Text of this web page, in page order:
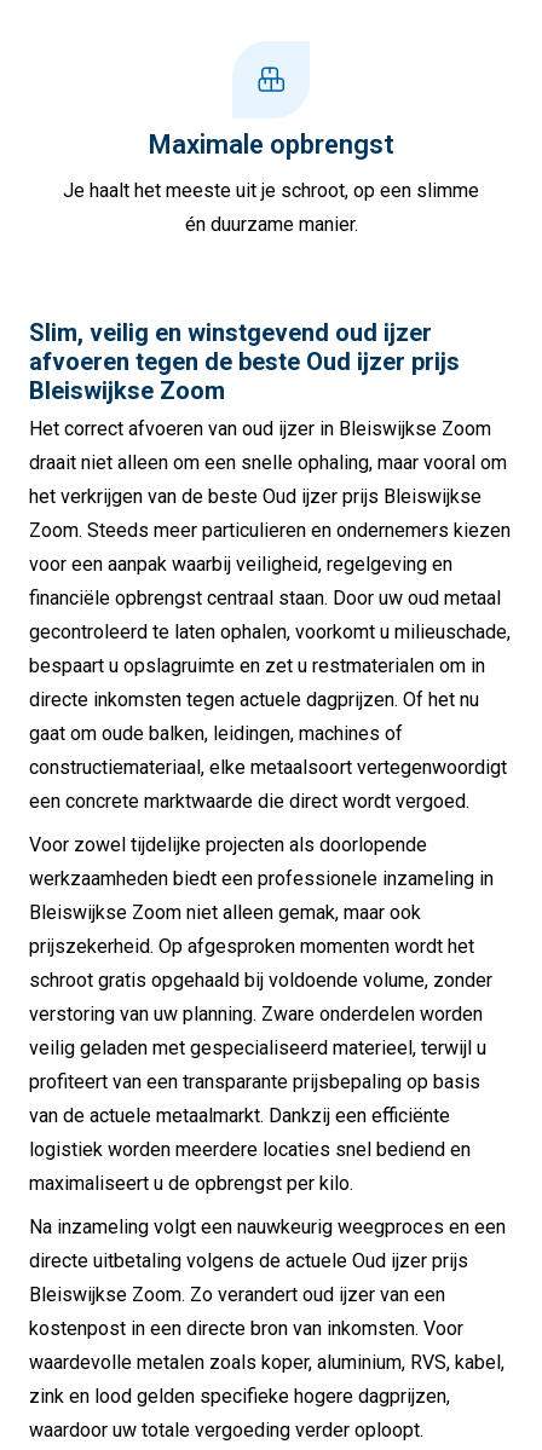
Maximale opbrengst
Je haalt het meeste uit je schroot, op een slimme
én duurzame manier.
Slim, veilig en winstgevend oud ijzer
afvoeren tegen de beste Oud ijzer prijs
Bleiswijkse Zoom
Het correct afvoeren van oud ijzer in Bleiswijkse Zoom
draait niet alleen om een snelle ophaling, maar vooral om
het verkrijgen van de beste Oud ijzer prijs Bleiswijkse
Zoom. Steeds meer particulieren en ondernemers kiezen
voor een aanpak waarbij veiligheid, regelgeving en
financiële opbrengst centraal staan. Door uw oud metaal
gecontroleerd te laten ophalen, voorkomt u milieuschade,
bespaart u opslagruimte en zet u restmaterialen om in
directe inkomsten tegen actuele dagprijzen. Of het nu
gaat om oude balken, leidingen, machines of
constructiemateriaal, elke metaalsoort vertegenwoordigt
een concrete marktwaarde die direct wordt vergoed.
Voor zowel tijdelijke projecten als doorlopende
werkzaamheden biedt een professionele inzameling in
Bleiswijkse Zoom niet alleen gemak, maar ook
prijszekerheid. Op afgesproken momenten wordt het
schroot gratis opgehaald bij voldoende volume, zonder
verstoring van uw planning. Zware onderdelen worden
veilig geladen met gespecialiseerd materieel, terwijl u
profiteert van een transparante prijsbepaling op basis
van de actuele metaalmarkt. Dankzij een efficiënte
logistiek worden meerdere locaties snel bediend en
maximaliseert u de opbrengst per kilo.
Na inzameling volgt een nauwkeurig weegproces en een
directe uitbetaling volgens de actuele Oud ijzer prijs
Bleiswijkse Zoom. Zo verandert oud ijzer van een
kostenpost in een directe bron van inkomsten. Voor
waardevolle metalen zoals koper, aluminium, RVS, kabel,
zink en lood gelden specifieke hogere dagprijzen,
waardoor uw totale vergoeding verder oploopt.